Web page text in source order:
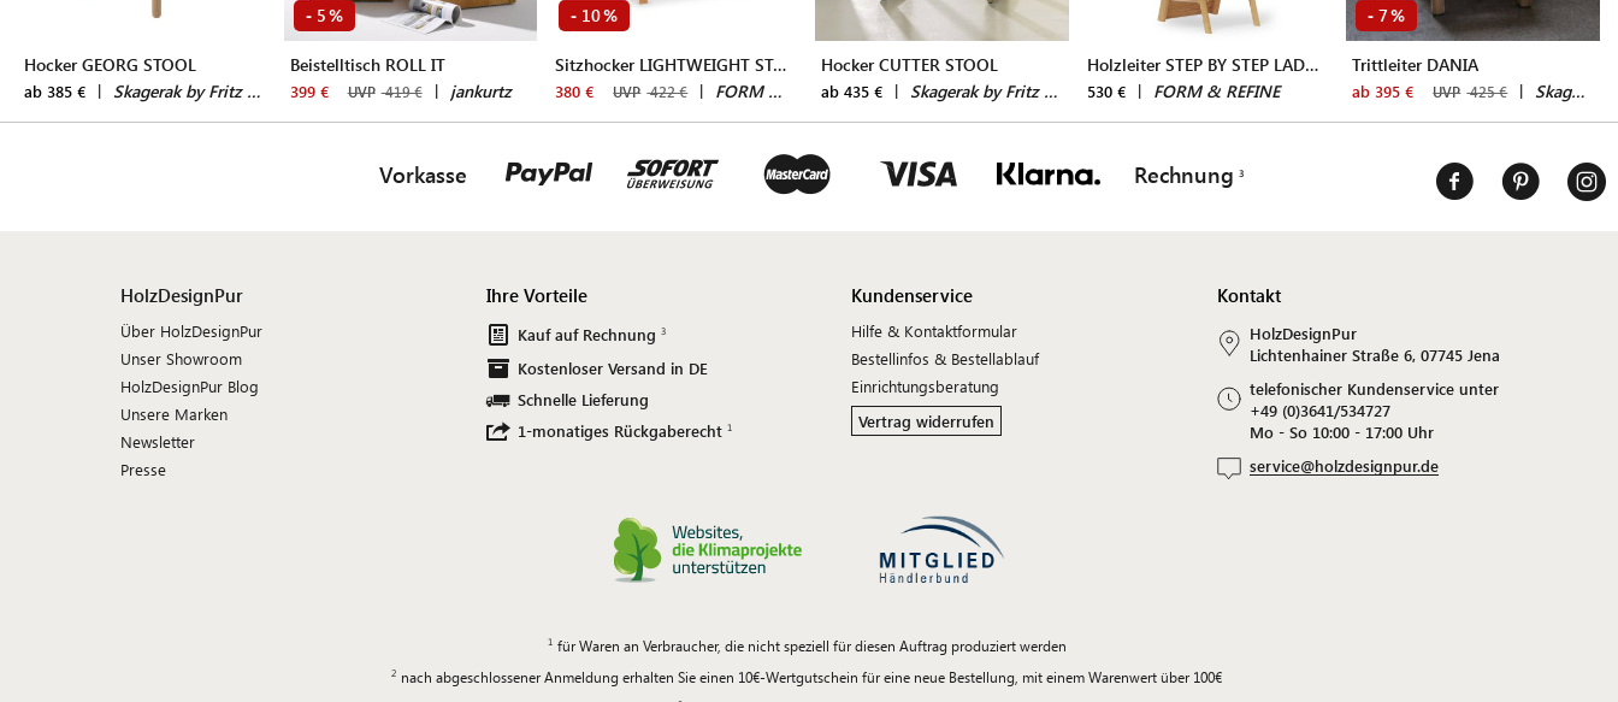
Hocker GEORG STOOL
ab 385 € | Skagerak by Fritz Hansen
- 5 %
Beistelltisch ROLL IT
399 € UVP 419 € | jankurtz
- 10%
Sitzhocker LIGHTWEIGHT STOOL
380 € UVP 422 € | FORM & REFINE
Hocker CUTTER STOOL
ab 435 € | Skagerak by Fritz Hansen
Holzleiter STEP BY STEP LADDER
530 € | FORM & REFINE
- 7%
Trittleiter DANIA
ab 395 € UVP 425 € | Skagerak by Fritz Hansen
Vorkasse Rechnung
HolzDesignPur
Über HolzDesignPur
Unser Showroom
HolzDesignPur Blog
Unsere Marken
Newsletter
Presse
Ihre Vorteile
Kauf auf Rechnung
Kostenloser Versand in DE
Schnelle Lieferung
1-monatiges Rückgaberecht
Kundenservice
Hilfe & Kontaktformular
Bestellinfos & Bestellablauf
Einrichtungsberatung
Vertrag widerrufen
Kontakt
HolzDesignPur
Lichtenhainer Straße 6, 07745 Jena
telefonischer Kundenservice unter
+49 (0)3641/534727
Mo - So 10:00 - 17:00 Uhr
service@holzdesignpur.de
für Waren an Verbraucher, die nicht speziell für diesen Auftrag produziert werden
nach abgeschlossener Anmeldung erhalten Sie einen 10€-Wertgutschein für eine neue Bestellung, mit einem Warenwert über 100€